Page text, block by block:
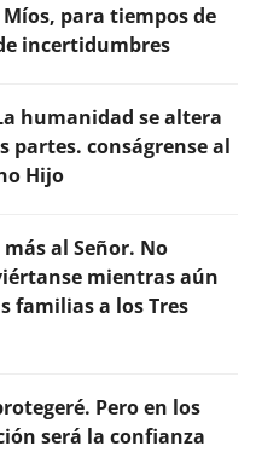
para tiempos de
incertidumbres
humanidad se altera
partes. conságrense al
Hijo
al Señor. No
mientras aún
familias a los Tres
Pero en los
será la confianza